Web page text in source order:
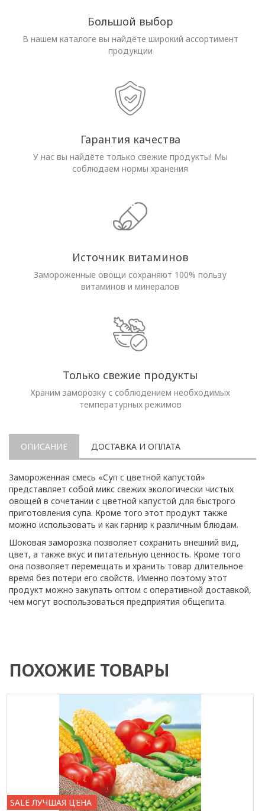
Большой выбор
В нашем каталоге вы найдёте широкий ассортимент
продукции
Гарантия качества
У нас вы найдёте только свежие продукты! Мы
соблюдаем нормы хранения
Источник витаминов
Замороженные овощи сохраняют 100% пользу
витаминов и минералов
Только свежие продукты
Храним заморозку с соблюдением необходимых
температурных режимов
ОПИСАНИЕ ДОСТАВКА И ОПЛАТА
Замороженная смесь «Суп с цветной капустой»
представляет собой микс свежих экологически чистых
овощей в сочетании с цветной капустой для быстрого
приготовления супа. Кроме того этот продукт также
можно использовать и как гарнир к различным блюдам.
Шоковая заморозка позволяет сохранить внешний вид,
цвет, а также вкус и питательную ценность. Кроме того
она позволяет перемещать и хранить товар длительное
время без потери его свойств. Именно поэтому этот
продукт можно закупать оптом с оперативной доставкой,
чем могут воспользоваться предприятия общепита.
ПОХОЖИЕ ТОВАРЫ
SALE ЛУЧШАЯ ЦЕНА